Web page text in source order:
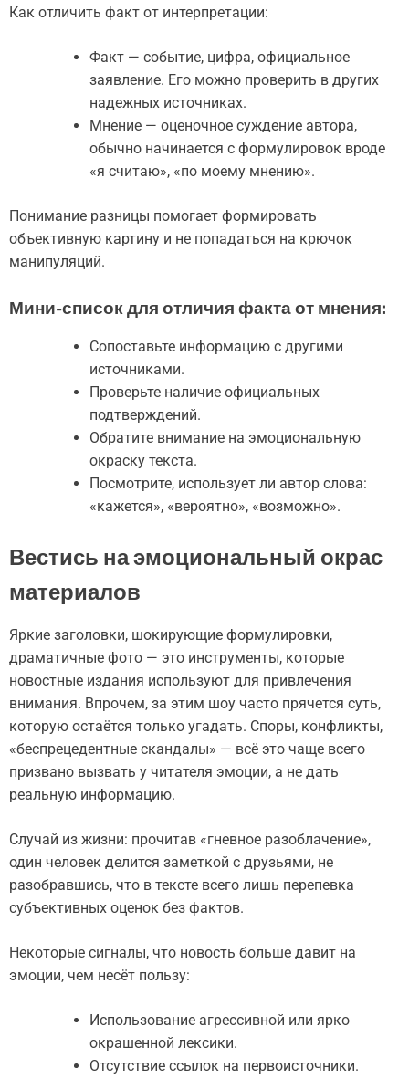
Как отличить факт от интерпретации:
Факт — событие, цифра, официальное
заявление. Его можно проверить в других
надежных источниках.
Мнение — оценочное суждение автора,
обычно начинается с формулировок вроде
«я считаю», «по моему мнению».
Понимание разницы помогает формировать
объективную картину и не попадаться на крючок
манипуляций.
Мини-список для отличия факта от мнения:
Сопоставьте информацию с другими
источниками.
Проверьте наличие официальных
подтверждений.
Обратите внимание на эмоциональную
окраску текста.
Посмотрите, использует ли автор слова:
«кажется», «вероятно», «возможно».
Вестись на эмоциональный окрас
материалов
Яркие заголовки, шокирующие формулировки,
драматичные фото — это инструменты, которые
новостные издания используют для привлечения
внимания. Впрочем, за этим шоу часто прячется суть,
которую остаётся только угадать. Споры, конфликты,
«беспрецедентные скандалы» — всё это чаще всего
призвано вызвать у читателя эмоции, а не дать
реальную информацию.
Случай из жизни: прочитав «гневное разоблачение»,
один человек делится заметкой с друзьями, не
разобравшись, что в тексте всего лишь перепевка
субъективных оценок без фактов.
Некоторые сигналы, что новость больше давит на
эмоции, чем несёт пользу:
Использование агрессивной или ярко
окрашенной лексики.
Отсутствие ссылок на первоисточники.